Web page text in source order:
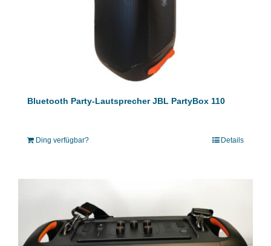
Bluetooth Party-Lautsprecher JBL PartyBox 110
Ding verfügbar? Details